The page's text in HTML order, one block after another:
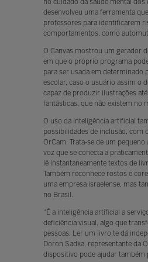
desenvolveu uma ferramenta
professores para identificarem
comportamentos, como
O Canvas mostrou um gerador
em que o próprio programa
para ser usada em determinado
escolar, caso o usuário assim o
capaz de produzir ilustrações
fantásticas, que não existem no
O uso da inteligência artificial
possibilidades de inclusão, com
OrCam. Trata-se de um
voz que se conecta a
lê instantaneamente textos de
Também reconhece rostos e
uma empresa israelense, mas
no Brasil.
“É a inteligência artificial a
deficiência visual, algo que
pessoas. Ler um livro te dá
Doron Sadka, representante da
dispositivo pode ajudar também